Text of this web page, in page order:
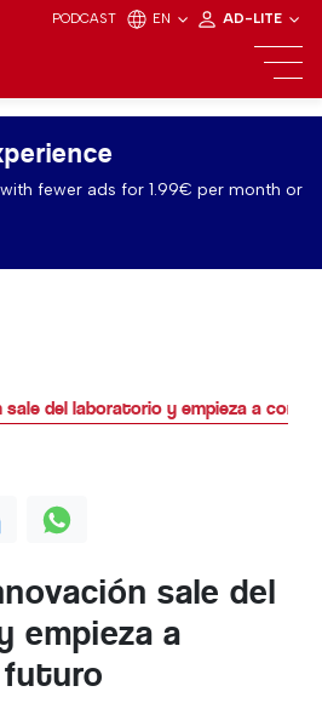
PODCAST EN AD-LITE
fewer ads for 1.99€ per month or
sale del laboratorio y empieza a
sale del
empieza a